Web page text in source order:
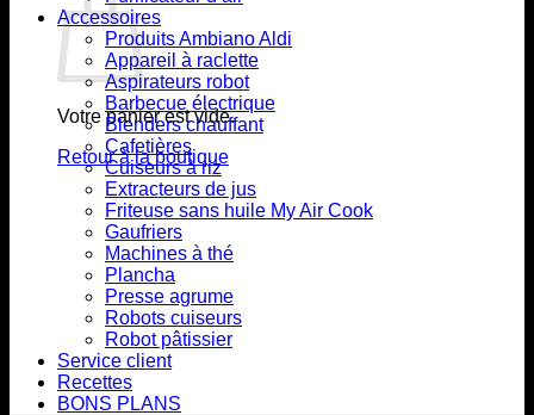
Votre panier est vide.
Retour à la boutique
Accessoires
Produits Ambiano Aldi
Appareil à raclette
Aspirateurs robot
Barbecue électrique
Blenders chauffant
Cafetières
Cuiseurs à riz
Extracteurs de jus
Friteuse sans huile My Air Cook
Gaufriers
Machines à thé
Plancha
Presse agrume
Robots cuiseurs
Robot pâtissier
Service client
Recettes
BONS PLANS